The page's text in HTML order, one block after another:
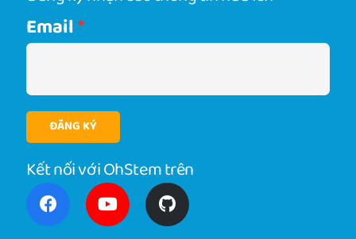
Email
ĐĂNG KÝ
Kết nối với OhStem trên